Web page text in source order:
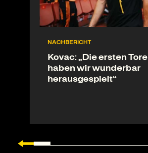
NACHBERICHT
Kovac: „Die ersten Tore
haben wir wunderbar
herausgespielt“